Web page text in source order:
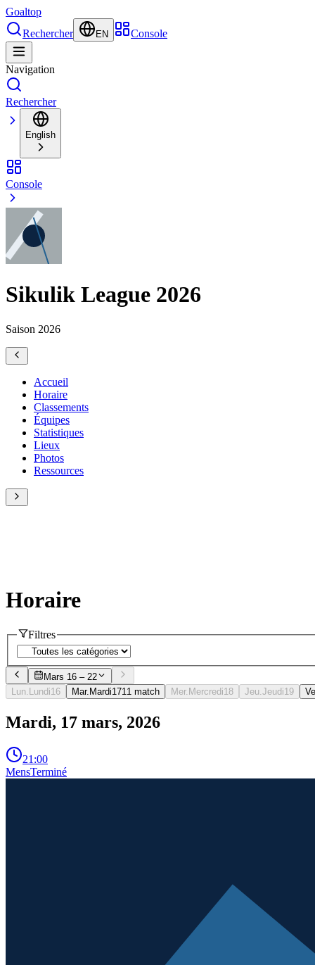
Goaltop
Rechercher
EN Console
Navigation
Rechercher
English
Console
Sikulik League 2026
Saison 2026
Accueil
Horaire
Classements
Équipes
Statistiques
Lieux
Photos
Ressources
Horaire
Filtres
Mars 16 – 22
Lun. Lundi16 Mar. Mardi1711 match Mer. Mercredi18 Jeu.Jeudi19
Mardi, 17 mars, 2026
21:00
MensTerminé